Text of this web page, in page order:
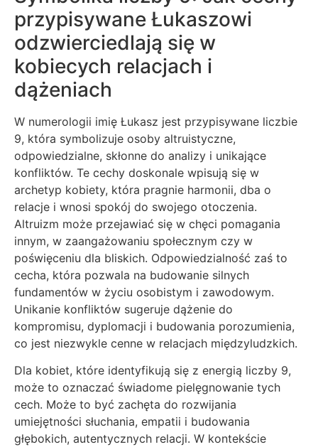
przypisywane Łukaszowi
odzwierciedlają się w
kobiecych relacjach i
dążeniach
W numerologii imię Łukasz jest przypisywane liczbie
9, która symbolizuje osoby altruistyczne,
odpowiedzialne, skłonne do analizy i unikające
konfliktów. Te cechy doskonale wpisują się w
archetyp kobiety, która pragnie harmonii, dba o
relacje i wnosi spokój do swojego otoczenia.
Altruizm może przejawiać się w chęci pomagania
innym, w zaangażowaniu społecznym czy w
poświęceniu dla bliskich. Odpowiedzialność zaś to
cecha, która pozwala na budowanie silnych
fundamentów w życiu osobistym i zawodowym.
Unikanie konfliktów sugeruje dążenie do
kompromisu, dyplomacji i budowania porozumienia,
co jest niezwykle cenne w relacjach międzyludzkich.
Dla kobiet, które identyfikują się z energią liczby 9,
może to oznaczać świadome pielęgnowanie tych
cech. Może to być zachęta do rozwijania
umiejętności słuchania, empatii i budowania
głębokich, autentycznych relacji. W kontekście